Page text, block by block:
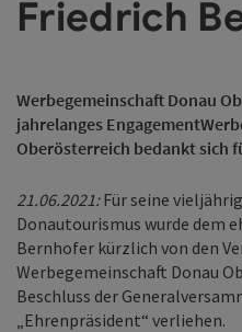
Friedrich
Werbegemeinschaft Donau
jahrelanges
Oberösterreich bedankt sich
21.06.2021:Für seine
Donautourismus wurde dem
Bernhofer kürzlich von den
Werbegemeinschaft Donau
Beschluss der
„Ehrenpräsident“ verliehen.